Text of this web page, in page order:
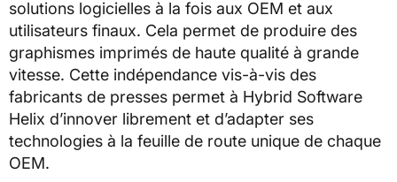
solutions logicielles à la fois aux OEM et aux
utilisateurs finaux. Cela permet de produire des
graphismes imprimés de haute qualité à grande
vitesse. Cette indépendance vis-à-vis des
fabricants de presses permet à Hybrid Software
Helix d’innover librement et d’adapter ses
technologies à la feuille de route unique de chaque
OEM.